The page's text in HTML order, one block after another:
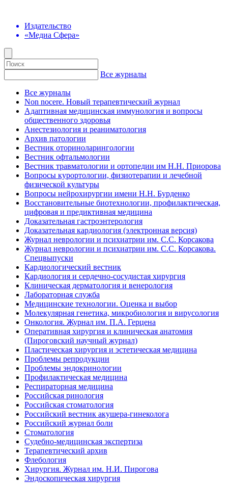
Издательство
«Медиа Сфера»
Все журналы
Все журналы
Non nocere. Новый терапевтический журнал
Адаптивная медицинская иммунология и вопросы
общественного здоровья
Анестезиология и реаниматология
Архив патологии
Вестник оториноларингологии
Вестник офтальмологии
Вестник травматологии и ортопедии им Н.Н. Приорова
Вопросы курортологии, физиотерапии и лечебной
физической культуры
Вопросы нейрохирургии имени Н.Н. Бурденко
Восстановительные биотехнологии, профилактическая,
цифровая и предиктивная медицина
Доказательная гастроэнтерология
Доказательная кардиология (электронная версия)
Журнал неврологии и психиатрии им. С.С. Корсакова
Журнал неврологии и психиатрии им. С.С. Корсакова.
Спецвыпуски
Кардиологический вестник
Кардиология и сердечно-сосудистая хирургия
Клиническая дерматология и венерология
Лабораторная служба
Медицинские технологии. Оценка и выбор
Молекулярная генетика, микробиология и вирусология
Онкология. Журнал им. П.А. Герцена
Оперативная хирургия и клиническая анатомия
(Пироговский научный журнал)
Пластическая хирургия и эстетическая медицина
Проблемы репродукции
Проблемы эндокринологии
Профилактическая медицина
Респираторная медицина
Российская ринология
Российская стоматология
Российский вестник акушера-гинеколога
Российский журнал боли
Стоматология
Судебно-медицинская экспертиза
Терапевтический архив
Флебология
Хирургия. Журнал им. Н.И. Пирогова
Эндоскопическая хирургия